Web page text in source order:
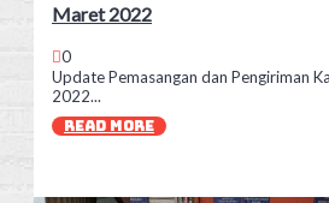
Maret 2022
0
Update Pemasangan dan Pengiriman
2022...
READ MORE